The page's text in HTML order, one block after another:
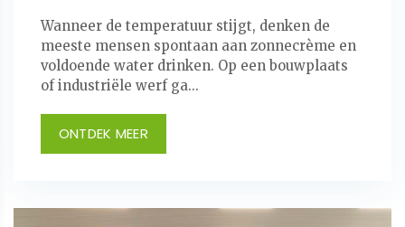
Wanneer de temperatuur stijgt, denken de
meeste mensen spontaan aan zonnecrème en
voldoende water drinken. Op een bouwplaats
of industriële werf ga...
ONTDEK MEER